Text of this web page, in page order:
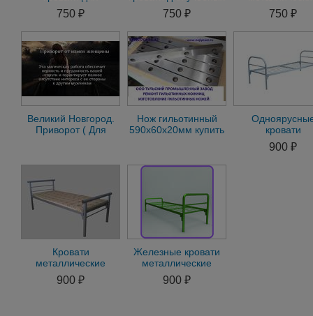
интернатов, кровати
для турбазы,
рабочих
750 ₽
заведений, кровати
для строителей
750 ₽
армейские,
для
строителей
750 ₽
Великий Новгород.
Приворот ( Для
Нож гильотинный
590х60х20мм купить
кровати
металлические
лагеря
900 ₽
Кровати
металлические
двухъярусные
усиленные, кровати
900 ₽
Железные кровати
металлические
двухъярусные оптом
900 ₽